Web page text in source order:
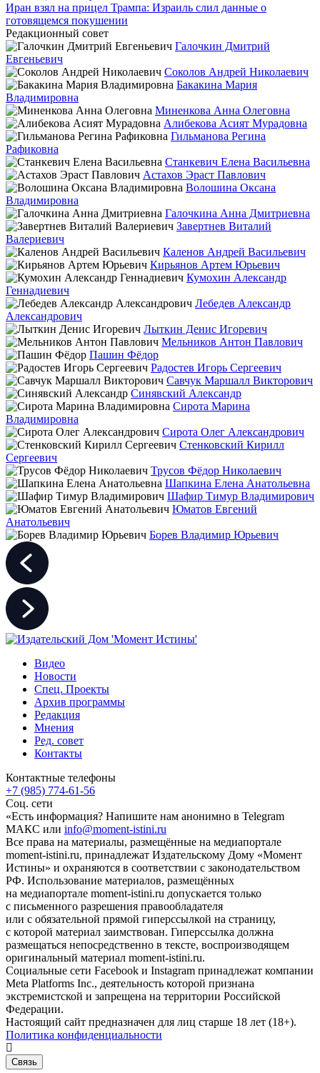
Иран взял на прицел Трампа: Израиль слил данные о
готовящемся покушении
Редакционный совет
Галочкин Дмитрий
Евгеньевич
Соколов Андрей Николаевич
Бакакина Мария
Владимировна
Миненкова Анна Олеговна
Алибекова Асият Мурадовна
Гильманова Регина
Рафиковна
Станкевич Елена Васильевна
Астахов Эраст Павлович
Волошина Оксана
Владимировна
Галочкина Анна Дмитриевна
Завертнев Виталий
Валериевич
Каленов Андрей Васильевич
Кирьянов Артем Юрьевич
Кумохин Александр
Геннадиевич
Лебедев Александр
Александрович
Лыткин Денис Игоревич
Мельников Антон Павлович
Пашин Фёдор
Радостев Игорь Сергеевич
Савчук Маршалл Викторович
Синявский Александр
Сирота Марина
Владимировна
Сирота Олег Александрович
Стенковский Кирилл
Сергеевич
Трусов Фёдор Николаевич
Шапкина Елена Анатольевна
Шафир Тимур Владимирович
Юматов Евгений
Анатольевич
Борев Владимир Юрьевич
Видео
Новости
Спец. Проекты
Архив программы
Редакция
Мнения
Ред. совет
Контакты
Контактные телефоны
+7 (985) 774-61-56
Соц. сети
«Есть информация? Напишите нам анонимно в Telegram
МАКС или info@moment-istini.ru
Все права на материалы, размещённые на медиапортале
moment-istini.ru, принадлежат Издательскому Дому «Момент
Истины» и охраняются в соответствии с законодательством
РФ. Использование материалов, размещённых
на медиапортале moment-istini.ru допускается только
с письменного разрешения правообладателя
или с обязательной прямой гиперссылкой на страницу,
с которой материал заимствован. Гиперссылка должна
размещаться непосредственно в тексте, воспроизводящем
оригинальный материал moment-istini.ru.
Социальные сети Facebook и Instagram принадлежат компании
Meta Platforms Inc., деятельность которой признана
экстремистской и запрещена на территории Российской
Федерации.
Настоящий сайт предназначен для лиц старше 18 лет (18+).
Политика конфиденциальности
Связь